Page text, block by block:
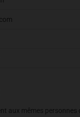
aux mêmes personnes